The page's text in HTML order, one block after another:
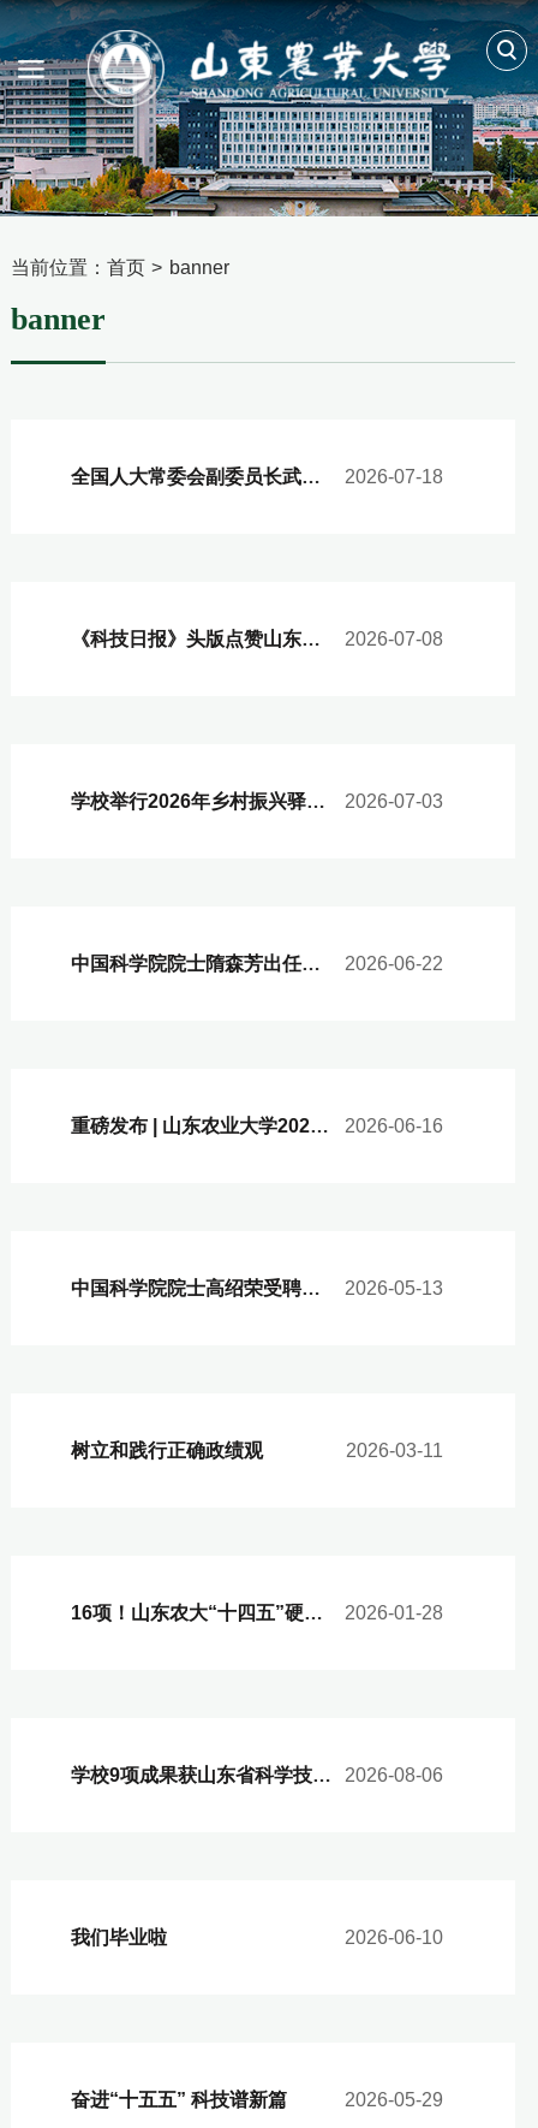
当前位置： 首页 > banner
banner
全国人大常委会副委员长武维华来校 2026-07-18
《科技日报》头版点赞山东农大担当！ 2026-07-08
学校举行2026年乡村振兴驿站建设推进会暨暑期启动部署会 2026-07-03
中国科学院院士隋森芳出任山东农业大学作物微结构研究院首席科学家 2026-06-22
重磅发布 | 山东农业大学2026年招生宣传片《行远指南》 2026-06-16
中国科学院院士高绍荣受聘山东农业大学学术委员会主任 2026-05-13
树立和践行正确政绩观 2026-03-11
16项！山东农大“十四五”硬核成果全景 2026-01-28
学校9项成果获山东省科学技术奖 2026-08-06
我们毕业啦 2026-06-10
奋进“十五五” 科技谱新篇 2026-05-29